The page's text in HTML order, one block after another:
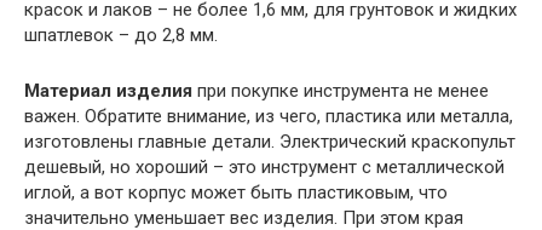
красок и лаков – не более 1,6 мм, для грунтовок и жидких
шпатлевок – до 2,8 мм.
Материал изделия при покупке инструмента не менее
важен. Обратите внимание, из чего, пластика или металла,
изготовлены главные детали. Электрический краскопульт
дешевый, но хороший – это инструмент с металлической
иглой, а вот корпус может быть пластиковым, что
значительно уменьшает вес изделия. При этом края